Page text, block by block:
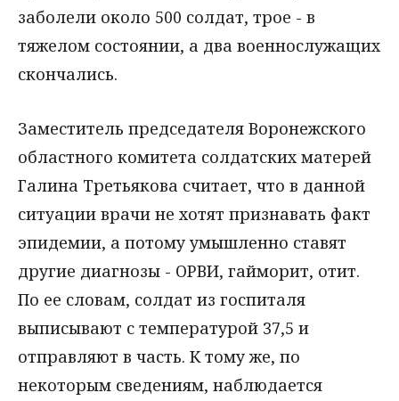
заболели около 500 солдат, трое - в
тяжелом состоянии, а два военнослужащих
скончались.
Заместитель председателя Воронежского
областного комитета солдатских матерей
Галина Третьякова считает, что в данной
ситуации врачи не хотят признавать факт
эпидемии, а потому умышленно ставят
другие диагнозы - ОРВИ, гайморит, отит.
По ее словам, солдат из госпиталя
выписывают с температурой 37,5 и
отправляют в часть. К тому же, по
некоторым сведениям, наблюдается